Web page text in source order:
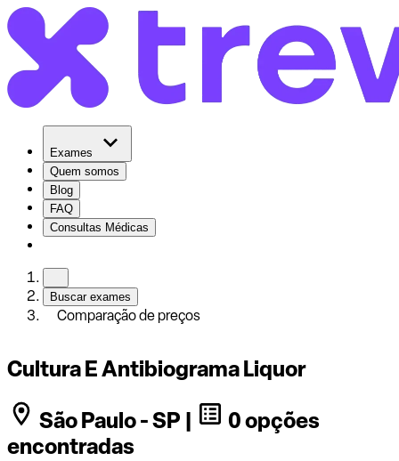
Exames
Quem somos
Blog
FAQ
Consultas Médicas
Buscar exames
Comparação de preços
Cultura E Antibiograma Liquor
São Paulo - SP |
0 opções
encontradas